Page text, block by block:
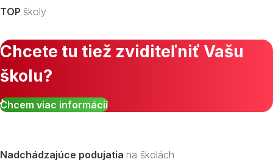
TOP školy
Chcete tu tiež zviditeľniť Vašu
školu?
Chcem viac informácií
Nadchádzajúce podujatia na školách